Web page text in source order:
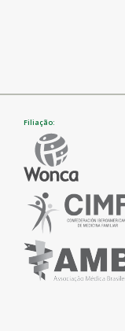
Filiação: